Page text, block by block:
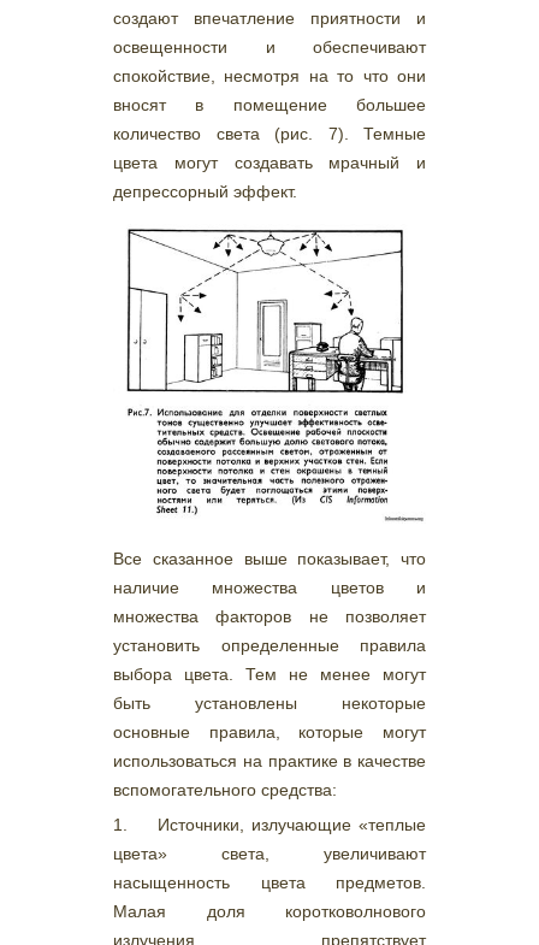
создают впечатление приятности и
освещенности и обеспечивают
спокойствие, несмотря на то что они
вносят в помещение большее
количество света (рис. 7). Темные
цвета могут создавать мрачный и
депрессорный эффект.
Все сказанное выше показывает, что
наличие множества цветов и
множества факторов не позволяет
установить определенные правила
выбора цвета. Тем не менее могут
быть установлены некоторые
основные правила, которые могут
использоваться на практике в качестве
вспомогательного средства:
1. Источники, излучающие «теплые
цвета» света, увеличивают
насыщенность цвета предметов.
Малая доля коротковолнового
излучения препятствует